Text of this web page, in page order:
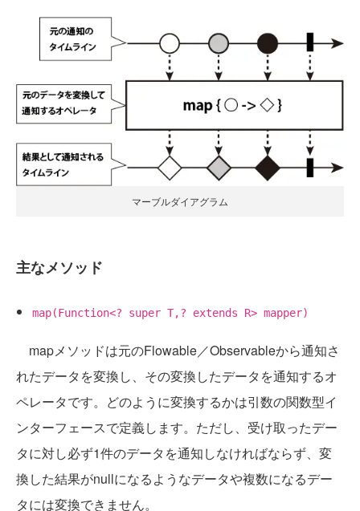
マーブルダイアグラム
主なメソッド
map(Function<? super T,? extends R> mapper)
mapメソッドは元のFlowable／Observableから通知さ
れたデータを変換し、その変換したデータを通知するオ
ペレータです。どのように変換するかは引数の関数型イ
ンターフェースで定義します。ただし、受け取ったデー
タに対し必ず1件のデータを通知しなければならず、変
換した結果がnullになるようなデータや複数になるデー
タには変換できません。